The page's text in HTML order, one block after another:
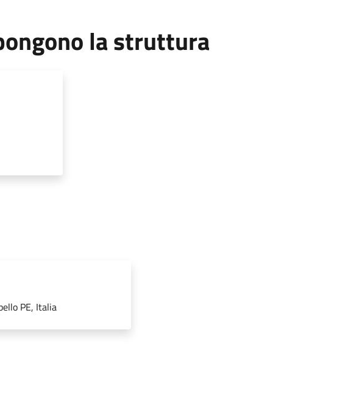
la struttura
PE, Italia